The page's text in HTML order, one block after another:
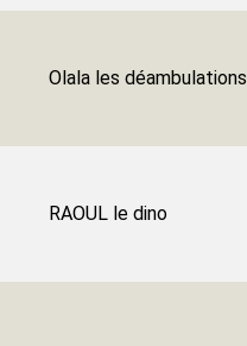
Olala les déambulations
RAOUL le dino